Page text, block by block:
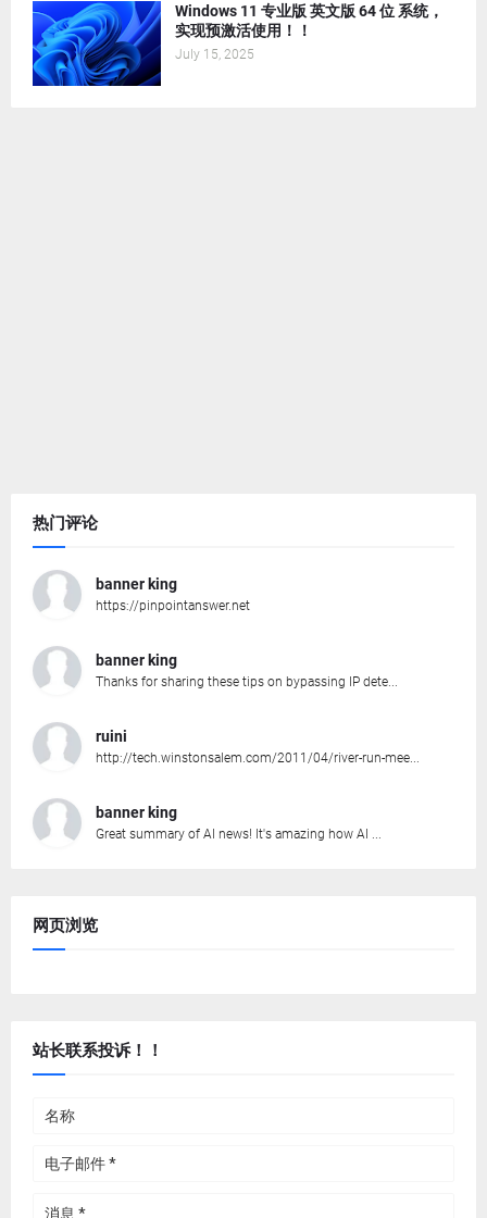
Windows 11 专业版 英文版 64 位 系统，
实现预激活使用！！
July 15, 2025
热门评论
banner king
https://pinpointanswer.net
banner king
Thanks for sharing these tips on bypassing IP dete...
ruini
http://tech.winstonsalem.com/2011/04/river-run-mee...
banner king
Great summary of AI news! It's amazing how AI ...
网页浏览
站长联系投诉！！